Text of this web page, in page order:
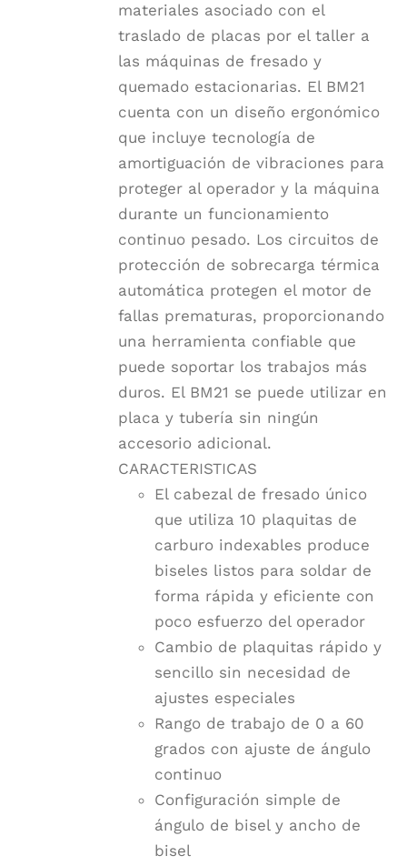
materiales asociado con el
traslado de placas por el taller a
las máquinas de fresado y
quemado estacionarias. El BM21
cuenta con un diseño ergonómico
que incluye tecnología de
amortiguación de vibraciones para
proteger al operador y la máquina
durante un funcionamiento
continuo pesado. Los circuitos de
protección de sobrecarga térmica
automática protegen el motor de
fallas prematuras, proporcionando
una herramienta confiable que
puede soportar los trabajos más
duros. El BM21 se puede utilizar en
placa y tubería sin ningún
accesorio adicional.
CARACTERISTICAS
El cabezal de fresado único
que utiliza 10 plaquitas de
carburo indexables produce
biseles listos para soldar de
forma rápida y eficiente con
poco esfuerzo del operador
Cambio de plaquitas rápido y
sencillo sin necesidad de
ajustes especiales
Rango de trabajo de 0 a 60
grados con ajuste de ángulo
continuo
Configuración simple de
ángulo de bisel y ancho de
bisel